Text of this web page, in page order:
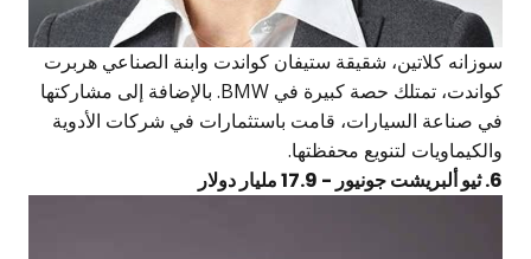
سوزانه كلاتين، شقيقة ستيفان كواندت وابنة الصناعي هربرت
كواندت، تمتلك حصة كبيرة في BMW. بالإضافة إلى مشاركتها
في صناعة السيارات، قامت باستثمارات في شركات الأدوية
والكيماويات لتنويع محفظتها.
6. ثيو ألبريشت جونيور - 17.9 مليار دولار